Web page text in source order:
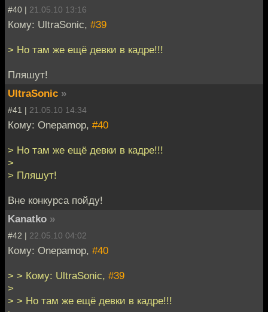
#40 | 21.05.10 13:16
Кому: UltraSonic, #39
> Но там же ещё девки в кадре!!!
Пляшут!
UltraSonic »
#41 | 21.05.10 14:34
Кому: Onepamop, #40
> Но там же ещё девки в кадре!!!
>
> Пляшут!
Вне конкурса пойду!
Kanatko »
#42 | 22.05.10 04:02
Кому: Onepamop, #40
> > Кому: UltraSonic, #39
>
> > Но там же ещё девки в кадре!!!